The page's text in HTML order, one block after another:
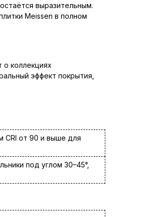
выразительным.
Meissen в полном
коллекциях
эффект покрытия,
CRI от 90 и выше для
под углом 30–45°,